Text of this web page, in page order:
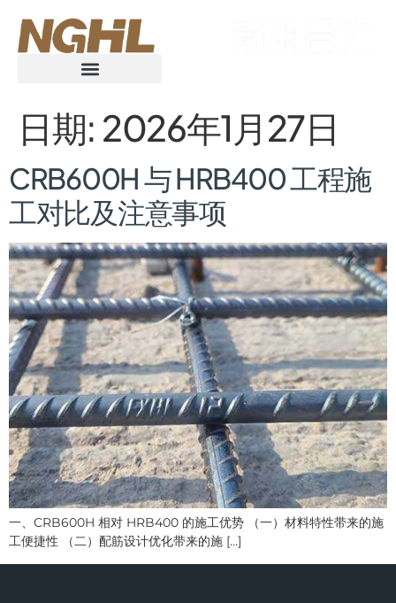
日期: 2026年1月27日
CRB600H 与 HRB400 工程施
工对比及注意事项
一、CRB600H 相对 HRB400 的施工优势 （一）材料特性带来的施
工便捷性 （二）配筋设计优化带来的施 […]